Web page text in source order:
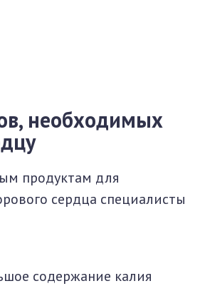
необходимых
продуктам для
сердца специалисты
содержание калия